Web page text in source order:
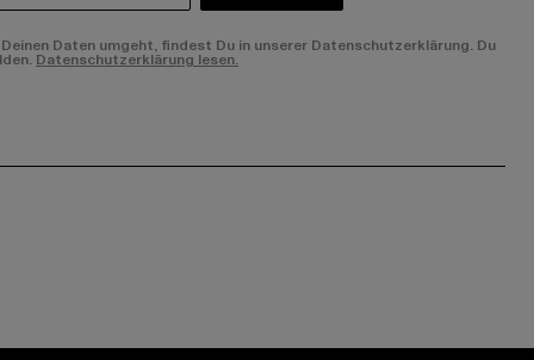
Daten umgeht, findest Du in unserer Datenschutzerklärung. Du
Datenschutzerklärung lesen.